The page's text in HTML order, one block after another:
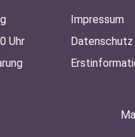
Uhr
Impressum
Datenschutz